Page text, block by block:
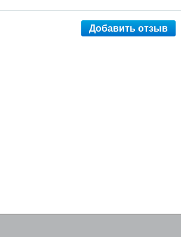
Добавить отзыв